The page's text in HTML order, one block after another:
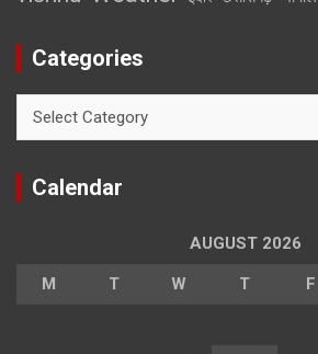
Categories
Calendar
AUGUST 2026
M T W T F